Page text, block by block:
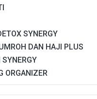
SYNERGY
DAN HAJI PLUS
ORGANIZER